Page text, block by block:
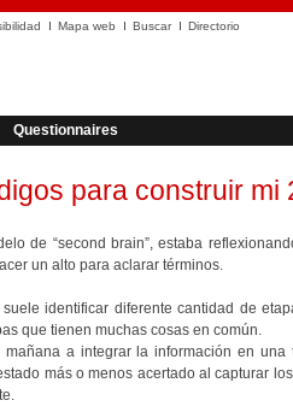
Mapa web Buscar Directorio
Questionnaires
para construir mi
de “second brain”, estaba
un alto para aclarar términos.
suele identificar diferente cantidad de
que tienen muchas cosas en común.
a integrar la información en
más o menos acertado al capturar